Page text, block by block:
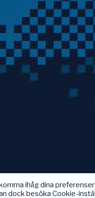
ihåg dina
dock besöka Cookie-